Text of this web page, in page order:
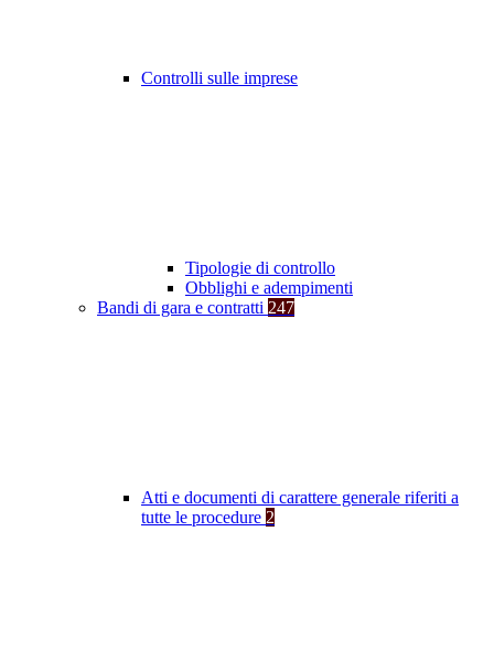
Controlli sulle imprese
Tipologie di controllo
Obblighi e adempimenti
Bandi di gara e contratti 247
Atti e documenti di carattere generale riferiti a
tutte le procedure 2